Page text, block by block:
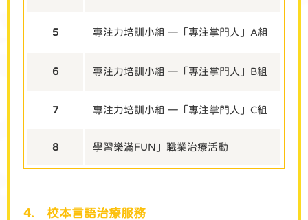
5 專注力培訓小組 — 「專注掌門人」A組
6 專注力培訓小組 — 「專注掌門人」B組
7 專注力培訓小組 — 「專注掌門人」C組
8 學習樂滿FUN」職業治療活動
4. 校本言語治療服務